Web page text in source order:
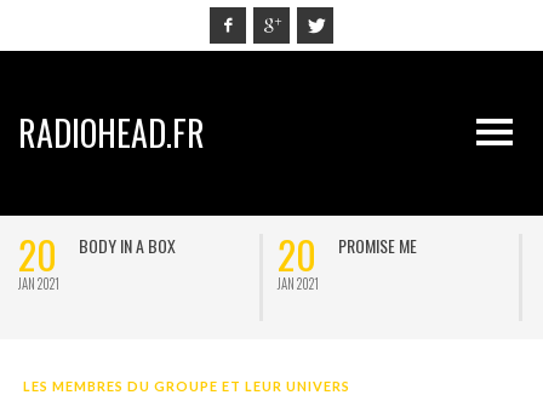
RADIOHEAD.FR
20
JAN 2021
BODY IN A BOX 20
JAN 2021
PROMISE ME
LES MEMBRES DU GROUPE ET LEUR UNIVERS